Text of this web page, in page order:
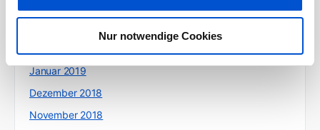
Nur notwendige Cookies
Januar 2019
Dezember 2018
November 2018